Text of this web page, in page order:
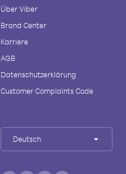
Über Viber
Brand Center
Karriere
AGB
Datenschutzerklärung
Customer Complaints Code
Deutsch